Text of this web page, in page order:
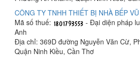
CÔNG TY TNHH THIẾT BỊ NHÀ BẾP
Mã số thuế:
- Đại diện pháp
Anh
Địa chỉ: 369D đường Nguyễn Văn Cừ,
Quận Ninh Kiều, Cần Thơ